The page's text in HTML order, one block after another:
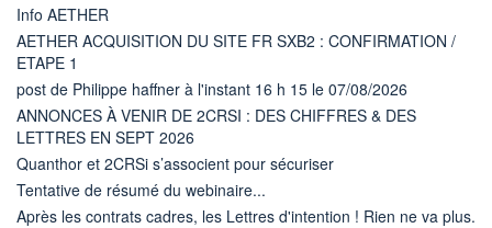
Info AETHER
AETHER ACQUISITION DU SITE FR SXB2 : CONFIRMATION /
ETAPE 1
post de Philippe haffner à l'instant 16 h 15 le 07/08/2026
ANNONCES À VENIR DE 2CRSI : DES CHIFFRES & DES
LETTRES EN SEPT 2026
Quanthor et 2CRSi s’associent pour sécuriser
Tentative de résumé du webinaire...
Après les contrats cadres, les Lettres d'intention ! Rien ne va plus.